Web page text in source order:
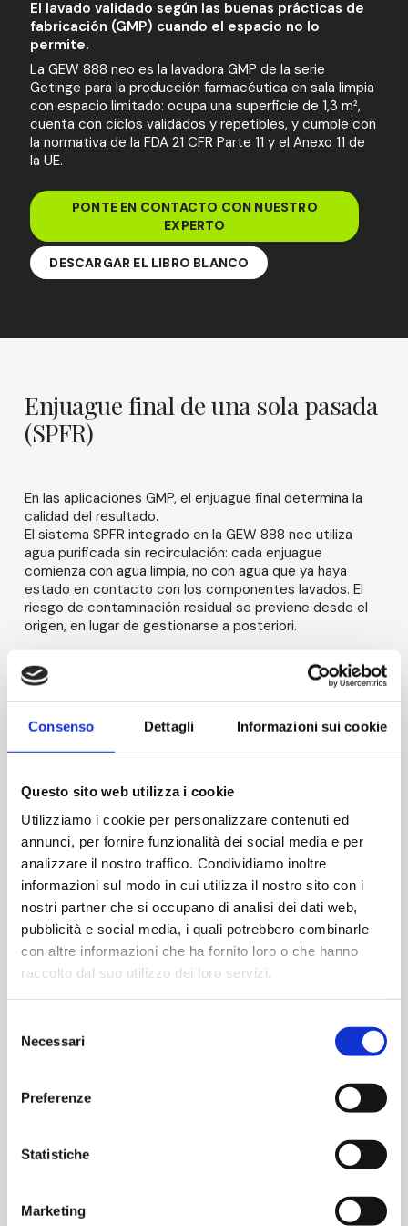
Consenso Dettagli Informazioni sui cookie
Questo sito web utilizza i cookie
Utilizziamo i cookie per personalizzare contenuti ed
annunci, per fornire funzionalità dei social media e per
analizzare il nostro traffico. Condividiamo inoltre
informazioni sul modo in cui utilizza il nostro sito con i
nostri partner che si occupano di analisi dei dati web,
pubblicità e social media, i quali potrebbero combinarle
con altre informazioni che ha fornito loro o che hanno
raccolto dal suo utilizzo dei loro servizi.
delNecessari
Preferenze
Statistiche
Marketing
El lavado validado según las buenas prácticas de
fabricación (GMP) cuando el espacio no lo
permite.
La GEW 888 neo es la lavadora GMP de la serie
Getinge para la producción farmacéutica en sala limpia
con espacio limitado: ocupa una superficie de 1,3 m²,
cuenta con ciclos validados y repetibles, y cumple con
la normativa de la FDA 21 CFR Parte 11 y el Anexo 11 de
la UE.
PONTE EN CONTACTO CON NUESTRO
EXPERTO
DESCARGAR EL LIBRO BLANCO
Enjuague final de una sola pasada
(SPFR)
En las aplicaciones GMP, el enjuague final determina la
calidad del resultado.
El sistema SPFR integrado en la GEW 888 neo utiliza
agua purificada sin recirculación: cada enjuague
comienza con agua limpia, no con agua que ya haya
estado en contacto con los componentes lavados. El
riesgo de contaminación residual se previene desde el
origen, en lugar de gestionarse a posteriori.
Flexible y configurable, el sistema SPFR puede utilizarse
tanto como enjuague final (final rinse) para eliminar la
contaminación residual, como en prelavado (first rinse)
para reducir la carga biológica.
El ciclo Single Pass puede repetirse varias veces, en
función de los requisitos de validación, manteniendo
FUNCIONALIDADES
Agua purificada sin recirculación para cada enjuague final
Consumo reducido: unos 7 litros de agua purificada por
ciclo de enjuague
Control automático de la conductividad al finalizar el
Sin depósito externo específico: integrado en el sistema
para actividades de cualificación